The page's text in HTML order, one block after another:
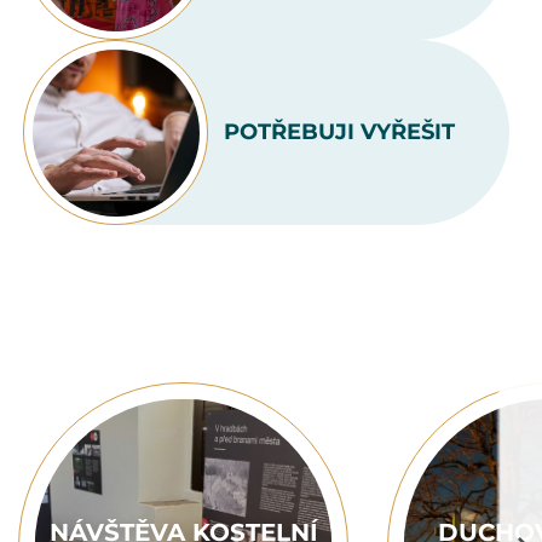
POTŘEBUJI VYŘEŠIT
NÁVŠTĚVA KOSTELNÍ